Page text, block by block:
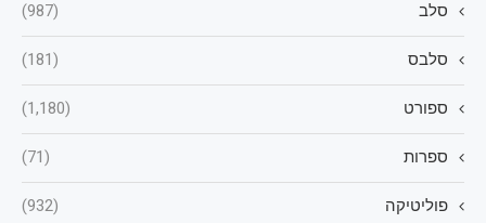
סלב (987)
סלבס (181)
ספורט (1,180)
ספרות (71)
פוליטיקה (932)